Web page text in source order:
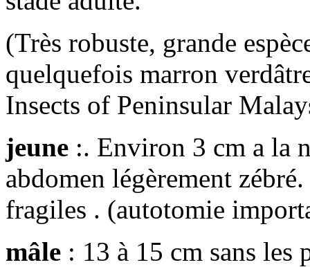
(Très robuste, grande
quelquefois marron
Insects of Peninsular
jeune :. Environ 3 cm a la
abdomen légèrement
fragiles . (autotomie
mâle : 13 à 15 cm sans les